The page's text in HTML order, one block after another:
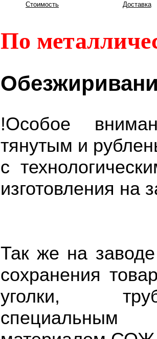
Стоимость Доставка
По
!Особое
тянутым и
с
изготовления на
Так же на
сохранения
уголки,
специальным